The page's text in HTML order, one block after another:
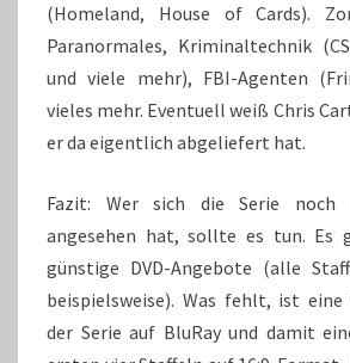
(Homeland, House of Cards).
Paranormales, Kriminaltechnik
und viele mehr), FBI-Agenten
vieles mehr. Eventuell weiß Chris
er da eigentlich abgeliefert hat.
Fazit: Wer sich die Serie
angesehen hat, sollte es tun. Es
günstige DVD-Angebote (alle
beispielsweise). Was fehlt, ist eine
der Serie auf BluRay und damit